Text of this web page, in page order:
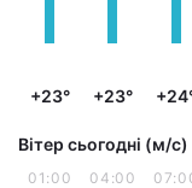
+23° +23°
Вітер сьогодні (м/с)
01:00 04:00